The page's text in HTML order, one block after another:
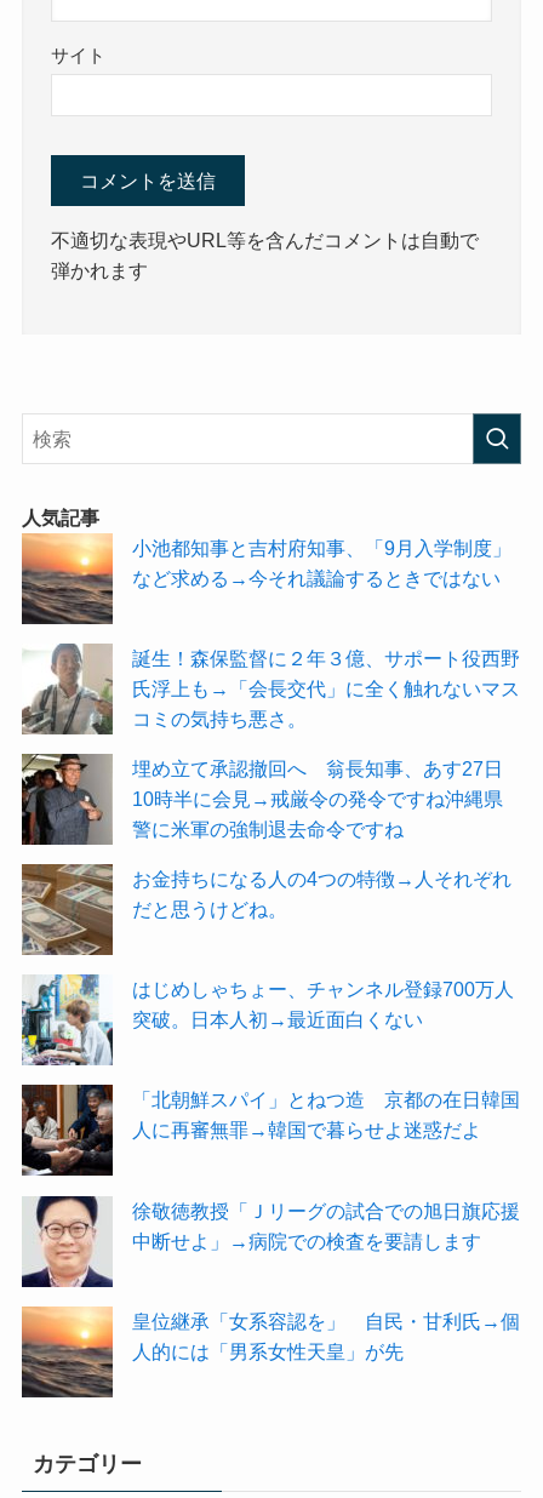
サイト
不適切な表現やURL等を含んだコメントは自動で
弾かれます
人気記事
小池都知事と吉村府知事、「9月入学制度」
など求める→今それ議論するときではない
誕生！森保監督に２年３億、サポート役西野
氏浮上も→「会長交代」に全く触れないマス
コミの気持ち悪さ。
埋め立て承認撤回へ 翁長知事、あす27日
10時半に会見→戒厳令の発令ですね沖縄県
警に米軍の強制退去命令ですね
お金持ちになる人の4つの特徴→人それぞれ
だと思うけどね。
はじめしゃちょー、チャンネル登録700万人
突破。日本人初→最近面白くない
「北朝鮮スパイ」とねつ造 京都の在日韓国
人に再審無罪→韓国で暮らせよ迷惑だよ
徐敬徳教授「Ｊリーグの試合での旭日旗応援
中断せよ」→病院での検査を要請します
皇位継承「女系容認を」 自民・甘利氏→個
人的には「男系女性天皇」が先
カテゴリー